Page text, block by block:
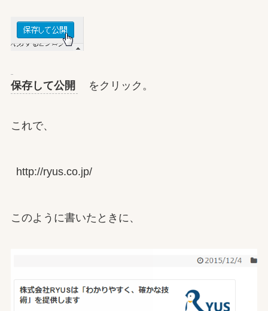
保存して公開 をクリック。
これで、
http://ryus.co.jp/
このように書いたときに、